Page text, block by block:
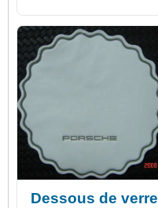
Dessous de verre